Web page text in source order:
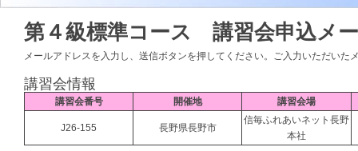
第４級標準コース 講習会申込メ
メールアドレスを入力し、送信ボタンを押してください。ご入力いただい
講習会情報
講習会番号 開催地 講習会場
J26-155 長野県長野市
信毎ふれあいネット長野
本社